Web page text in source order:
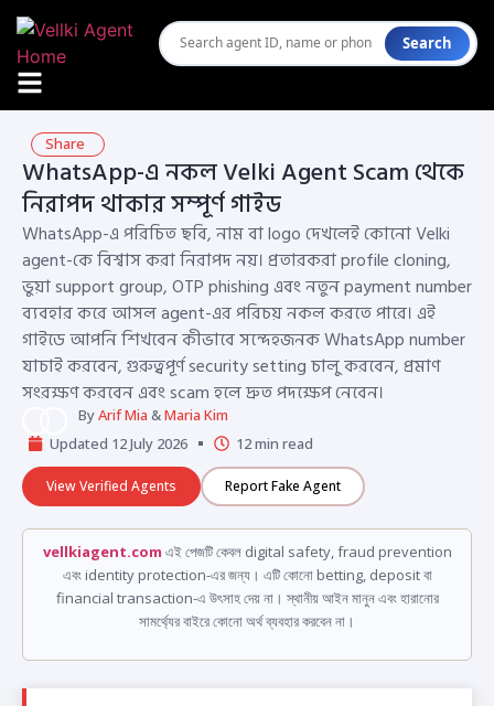
Search
Share
WhatsApp-এ নকল Velki Agent Scam থেকে
নিরাপদ থাকার সম্পূর্ণ গাইড
WhatsApp-এ পরিচিত ছবি, নাম বা logo দেখলেই কোনো Velki
agent-কে বিশ্বাস করা নিরাপদ নয়। প্রতারকরা profile cloning,
ভুয়া support group, OTP phishing এবং নতুন payment number
ব্যবহার করে আসল agent-এর পরিচয় নকল করতে পারে। এই
গাইডে আপনি শিখবেন কীভাবে সন্দেহজনক WhatsApp number
যাচাই করবেন, গুরুত্বপূর্ণ security setting চালু করবেন, প্রমাণ
সংরক্ষণ করবেন এবং scam হলে দ্রুত পদক্ষেপ নেবেন।
ByArif Mia &Maria Kim
Updated 12 July 2026
12 min read
View Verified Agents Report Fake Agent
vellkiagent.com এই পেজটি কেবল digital safety, fraud prevention
এবং identity protection-এর জন্য। এটি কোনো betting, deposit বা
financial transaction-এ উৎসাহ দেয় না। স্থানীয় আইন মানুন এবং হারানোর
সামর্থ্যের বাইরে কোনো অর্থ ব্যবহার করবেন না।